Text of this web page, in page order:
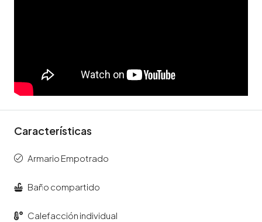
Características
Armario Empotrado
Baño compartido
Calefacción individual